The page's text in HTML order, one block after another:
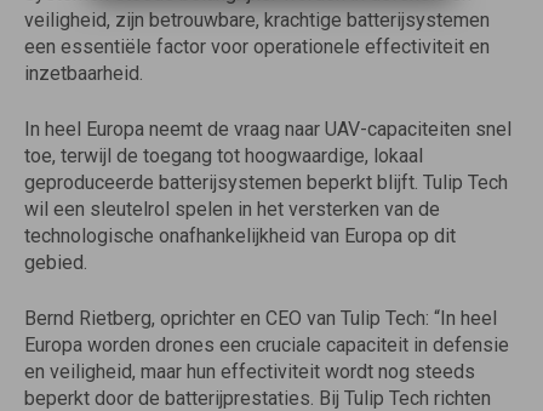
veiligheid, zijn betrouwbare, krachtige batterijsystemen
een essentiële factor voor operationele effectiviteit en
inzetbaarheid.
In heel Europa neemt de vraag naar UAV-capaciteiten snel
toe, terwijl de toegang tot hoogwaardige, lokaal
geproduceerde batterijsystemen beperkt blijft. Tulip Tech
wil een sleutelrol spelen in het versterken van de
technologische onafhankelijkheid van Europa op dit
gebied.
Bernd Rietberg, oprichter en CEO van Tulip Tech: “In heel
Europa worden drones een cruciale capaciteit in defensie
en veiligheid, maar hun effectiviteit wordt nog steeds
beperkt door de batterijprestaties. Bij Tulip Tech richten